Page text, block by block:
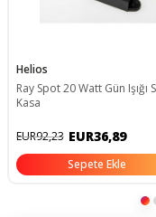
Helios
Ray Spot 20 Watt Gün Işığı
Kasa
EUR92,23 EUR36,89
Sepete Ekle